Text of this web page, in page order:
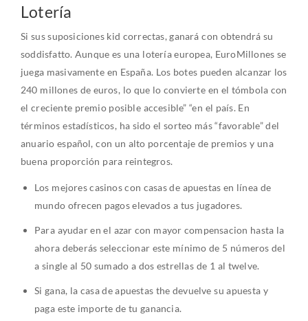
Lotería
Si sus suposiciones kid correctas, ganará con obtendrá su
soddisfatto. Aunque es una lotería europea, EuroMillones se
juega masivamente en España. Los botes pueden alcanzar los
240 millones de euros, lo que lo convierte en el tómbola con
el creciente premio posible accesible” “en el país. En
términos estadísticos, ha sido el sorteo más “favorable” del
anuario español, con un alto porcentaje de premios y una
buena proporción para reintegros.
Los mejores casinos con casas de apuestas en línea de
mundo ofrecen pagos elevados a tus jugadores.
Para ayudar en el azar con mayor compensacion hasta la
ahora deberás seleccionar este mínimo de 5 números del
a single al 50 sumado a dos estrellas de 1 al twelve.
Si gana, la casa de apuestas the devuelve su apuesta y
paga este importe de tu ganancia.